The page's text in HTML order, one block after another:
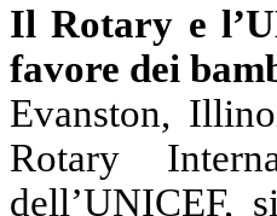
Il Rotary e
favore dei
Evanston,
Rotary
dell’UNICEF,